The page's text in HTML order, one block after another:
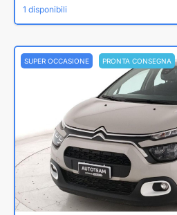
1 disponibili
SUPER OCCASIONE PRONTA CONSEGNA